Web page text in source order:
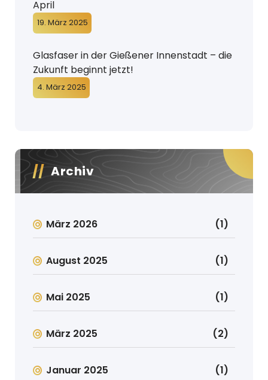
April
19. März 2025
Glasfaser in der Gießener Innenstadt – die
Zukunft beginnt jetzt!
4. März 2025
Archiv
März 2026 (1)
August 2025 (1)
Mai 2025 (1)
März 2025 (2)
Januar 2025 (1)